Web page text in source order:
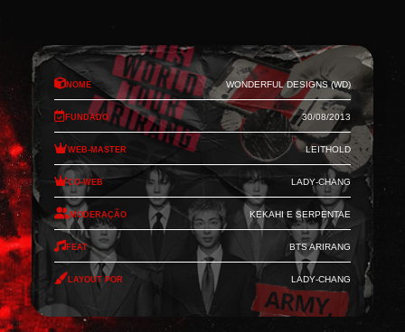
Nome Wonderful Designs (WD)
Fundado 30/08/2013
Web-Master Leithold
Co-Web Lady-Chang
Moderação Kekahi e Serpentae
Feat BTS Arirang
Layout por Lady-Chang